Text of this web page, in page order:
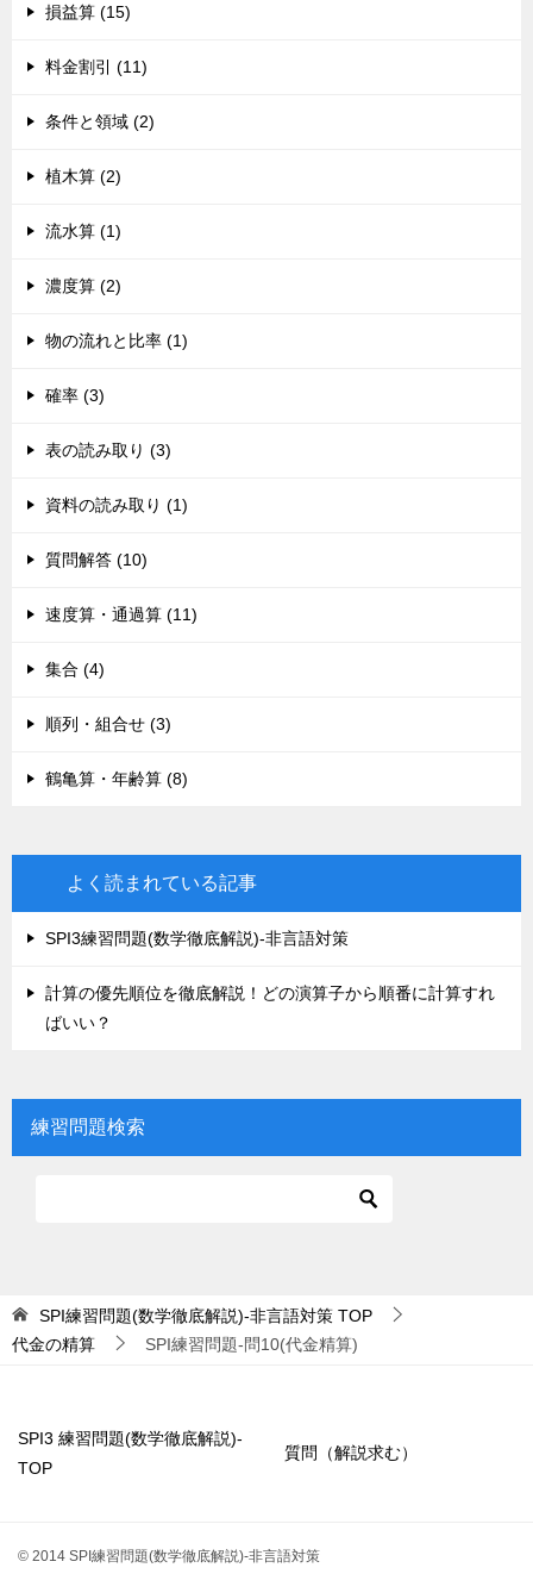
損益算 (15)
料金割引 (11)
条件と領域 (2)
植木算 (2)
流水算 (1)
濃度算 (2)
物の流れと比率 (1)
確率 (3)
表の読み取り (3)
資料の読み取り (1)
質問解答 (10)
速度算・通過算 (11)
集合 (4)
順列・組合せ (3)
鶴亀算・年齢算 (8)
よく読まれている記事
SPI3練習問題(数学徹底解説)-非言語対策
計算の優先順位を徹底解説！どの演算子から順番に計算すれ
ばいい？
練習問題検索
SPI練習問題(数学徹底解説)-非言語対策 TOP
代金の精算
SPI練習問題-問10(代金精算)
SPI3 練習問題(数学徹底解説)-
TOP
質問（解説求む）
© 2014 SPI練習問題(数学徹底解説)-非言語対策